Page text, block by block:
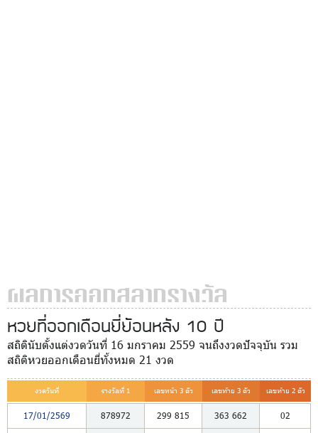
ผลการออกสลากรางวัล
หวยที่ออกเดือนยี่ย้อนหลัง 10 ปี
สถิตินับตั้งแต่งวดวันที่ 16 มกราคม 2559 จนถึงงวดปัจจุบัน รวม
สถิติหวยออกเดือนยี่ทั้งหมด 21 งวด
งวดวันที่ รางวัลที่ 1 เลขหน้า 3 ตัว เลขท้าย 3 ตัว เลขท้าย 2 ตัว
17/01/2569 878972 299 815 363 662 02